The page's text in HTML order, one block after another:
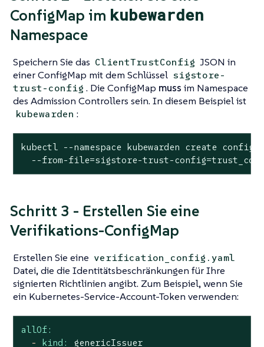
ConfigMap im kubewarden
Namespace
Speichern Sie das ClientTrustConfig JSON in
einer ConfigMap mit dem Schlüssel sigstore-
trust-config . Die ConfigMap muss im Namespace
des Admission Controllers sein. In diesem Beispiel ist
kubewarden :
kubectl --namespace kubewarden create
--from-file=sigstore-trust-
Schritt 3 - Erstellen Sie eine
Verifikations-ConfigMap
Erstellen Sie eine verification_config.yaml
Datei, die die Identitätsbeschränkungen für Ihre
signierten Richtlinien angibt. Zum Beispiel, wenn Sie
ein Kubernetes-Service-Account-Token verwenden:
allOf:
-
kind:
genericIssuer